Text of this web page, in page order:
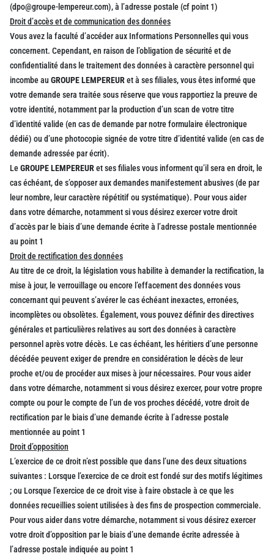
(dpo@groupe-lempereur.com), à l’adresse postale (cf point 1)
Droit d’accès et de communication des données
Vous avez la faculté d’accéder aux Informations Personnelles qui vous
concernent. Cependant, en raison de l’obligation de sécurité et de
confidentialité dans le traitement des données à caractère personnel qui
incombe au GROUPE LEMPEREURet à ses filiales, vous êtes informé que
votre demande sera traitée sous réserve que vous rapportiez la preuve de
votre identité, notamment par la production d’un scan de votre titre
d’identité valide (en cas de demande par notre formulaire électronique
dédié) ou d’une photocopie signée de votre titre d’identité valide (en cas de
demande adressée par écrit).
LeGROUPE LEMPEREURet ses filiales vous informent qu’il sera en droit, le
cas échéant, de s’opposer aux demandes manifestement abusives (de par
leur nombre, leur caractère répétitif ou systématique). Pour vous aider
dans votre démarche, notamment si vous désirez exercer votre droit
d’accès par le biais d’une demande écrite à l’adresse postale mentionnée
au point 1
Droit de rectification des données
Au titre de ce droit, la législation vous habilite à demander la rectification, la
mise à jour, le verrouillage ou encore l’effacement des données vous
concernant qui peuvent s’avérer le cas échéant inexactes, erronées,
incomplètes ou obsolètes. Également, vous pouvez définir des directives
générales et particulières relatives au sort des données à caractère
personnel après votre décès. Le cas échéant, les héritiers d’une personne
décédée peuvent exiger de prendre en considération le décès de leur
proche et/ou de procéder aux mises à jour nécessaires. Pour vous aider
dans votre démarche, notamment si vous désirez exercer, pour votre propre
compte ou pour le compte de l’un de vos proches décédé, votre droit de
rectification par le biais d’une demande écrite à l’adresse postale
mentionnée au point 1
Droit d’opposition
L’exercice de ce droit n’est possible que dans l’une des deux situations
suivantes : Lorsque l’exercice de ce droit est fondé sur des motifs légitimes
; ou Lorsque l’exercice de ce droit vise à faire obstacle à ce que les
données recueillies soient utilisées à des fins de prospection commerciale.
Pour vous aider dans votre démarche, notamment si vous désirez exercer
votre droit d’opposition par le biais d’une demande écrite adressée à
l’adresse postale indiquée au point 1